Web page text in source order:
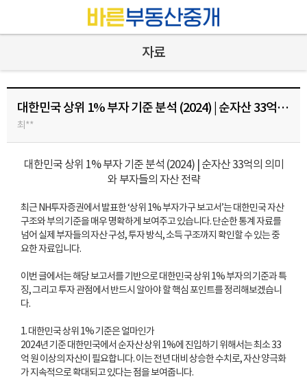
자료
대한민국 상위 1% 부자 기준 분석 (2024) | 순자산 33억의 의미와 부자들의 자산 전략
최**
대한민국 상위 1% 부자 기준 분석 (2024) | 순자산 33억의 의미
와 부자들의 자산 전략
최근 NH투자증권에서 발표한 ‘상위 1% 부자가구 보고서’는 대한민국 자산
구조와 부의 기준을 매우 명확하게 보여주고 있습니다. 단순한 통계 자료를
넘어 실제 부자들의 자산 구성, 투자 방식, 소득 구조까지 확인할 수 있는 중
요한 자료입니다.
이번 글에서는 해당 보고서를 기반으로 대한민국 상위 1% 부자의 기준과 특
징, 그리고 투자 관점에서 반드시 알아야 할 핵심 포인트를 정리해보겠습니
다.
1. 대한민국 상위 1% 기준은 얼마인가
2024년 기준 대한민국에서 순자산 상위 1%에 진입하기 위해서는 최소 33
억 원 이상의 자산이 필요합니다. 이는 전년 대비 상승한 수치로, 자산 양극화
가 지속적으로 확대되고 있다는 점을 보여줍니다.